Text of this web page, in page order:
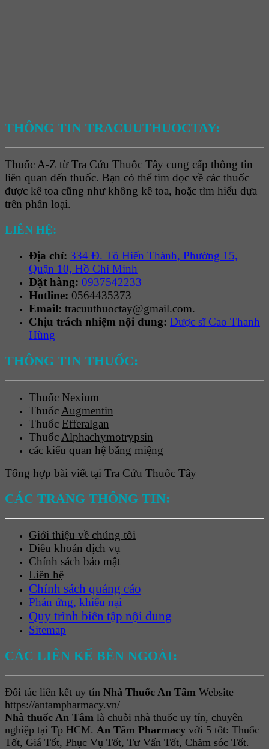
THÔNG TIN TRACUUTHUOCTAY:
Thuốc A-Z từ Tra Cứu Thuốc Tây cung cấp thông tin
liên quan đến thuốc. Bạn có thể tìm đọc về các thuốc
được kê toa cũng như không kê toa, hoặc tìm hiểu dựa
trên phân loại.
LIÊN HỆ:
Địa chỉ: 334 Đ. Tô Hiến Thành, Phường 15,
Quận 10, Hồ Chí Minh
Đặt hàng: 0937542233
Hotline: 0564435373
Email: tracuuthuoctay@gmail.com.
Chịu trách nhiệm nội dung: Dược sĩ Cao Thanh
Hùng
THÔNG TIN THUỐC:
Thuốc Nexium
Thuốc Augmentin
Thuốc Efferalgan
Thuốc Alphachymotrypsin
các kiểu quan hệ bằng miệng
Tổng hợp bài viết tại Tra Cứu Thuốc Tây
CÁC TRANG THÔNG TIN:
Giới thiệu về chúng tôi
Điều khoản dịch vụ
Chính sách bảo mật
Liên hệ
Chính sách quảng cáo
Phản ứng, khiếu nại
Quy trình biên tập nội dung
Sitemap
CÁC LIÊN KẾ BÊN NGOÀI:
Đối tác liên kết uy tín Nhà Thuốc An Tâm Website
https://antampharmacy.vn/
Nhà thuốc An Tâm là chuỗi nhà thuốc uy tín, chuyên
nghiệp tại Tp HCM. An Tâm Pharmacy với 5 tốt: Thuốc
Tốt, Giá Tốt, Phục Vụ Tốt, Tư Vấn Tốt, Chăm sóc Tốt.